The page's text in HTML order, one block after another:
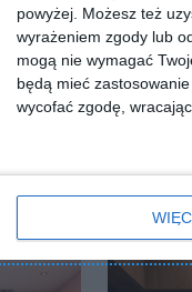
powyżej. Możesz też
wyrażeniem zgody lub
mogą nie wymagać
będą mieć
wycofać zgodę,